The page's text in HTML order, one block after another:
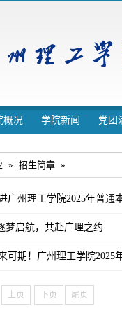
概况 学院新闻 党团
» 招生简章 »
广州理工学院2025年普通
梦启航，共赴广理之约
可期！广州理工学院2025
上页 下页 尾页